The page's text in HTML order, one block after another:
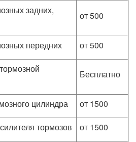
задних,
от 500
передних
от 500
Бесплатно
цилиндра
от 1500
тормозов
от 1500